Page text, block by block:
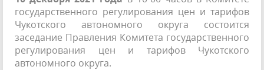
государственного регулирования цен и тарифов
Чукотского автономного округа состоится
заседание Правления Комитета государственного
регулирования цен и тарифов Чукотского
автономного округа.